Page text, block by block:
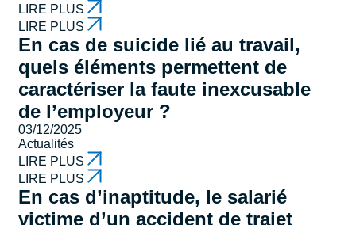
LIRE PLUS
LIRE PLUS
En cas de suicide lié au travail,
quels éléments permettent de
caractériser la faute inexcusable
de l’employeur ?
03/12/2025
Actualités
LIRE PLUS
LIRE PLUS
En cas d’inaptitude, le salarié
victime d’un accident de trajet